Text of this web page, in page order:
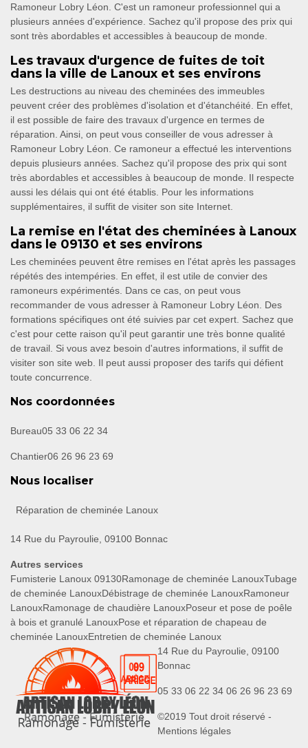
Ramoneur Lobry Léon. C'est un ramoneur professionnel qui a
plusieurs années d'expérience. Sachez qu'il propose des prix qui
sont très abordables et accessibles à beaucoup de monde.
Les travaux d'urgence de fuites de toit
dans la ville de Lanoux et ses environs
Les destructions au niveau des cheminées des immeubles
peuvent créer des problèmes d'isolation et d'étanchéité. En effet,
il est possible de faire des travaux d'urgence en termes de
réparation. Ainsi, on peut vous conseiller de vous adresser à
Ramoneur Lobry Léon. Ce ramoneur a effectué les interventions
depuis plusieurs années. Sachez qu'il propose des prix qui sont
très abordables et accessibles à beaucoup de monde. Il respecte
aussi les délais qui ont été établis. Pour les informations
supplémentaires, il suffit de visiter son site Internet.
La remise en l'état des cheminées à Lanoux
dans le 09130 et ses environs
Les cheminées peuvent être remises en l'état après les passages
répétés des intempéries. En effet, il est utile de convier des
ramoneurs expérimentés. Dans ce cas, on peut vous
recommander de vous adresser à Ramoneur Lobry Léon. Des
formations spécifiques ont été suivies par cet expert. Sachez que
c'est pour cette raison qu'il peut garantir une très bonne qualité
de travail. Si vous avez besoin d'autres informations, il suffit de
visiter son site web. Il peut aussi proposer des tarifs qui défient
toute concurrence.
Nos coordonnées
Bureau05 33 06 22 34
Chantier06 26 96 23 69
Nous localiser
Réparation de cheminée Lanoux
14 Rue du Payroulie, 09100 Bonnac
Autres services
Fumisterie Lanoux 09130Ramonage de cheminée LanouxTubage
de cheminée LanouxDébistrage de cheminée LanouxRamoneur
LanouxRamonage de chaudière LanouxPoseur et pose de poêle
à bois et granulé LanouxPose et réparation de chapeau de
cheminée LanouxEntretien de cheminée Lanoux
14 Rue du Payroulie, 09100
Bonnac
05 33 06 22 34 06 26 96 23 69
©2019 Tout droit réservé -
Mentions légales